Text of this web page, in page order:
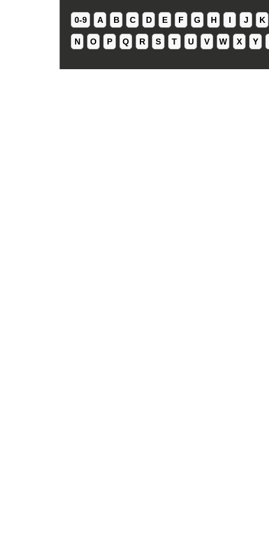
0-9 A B C D E F G H I J K
N O P Q R S T U V W X Y